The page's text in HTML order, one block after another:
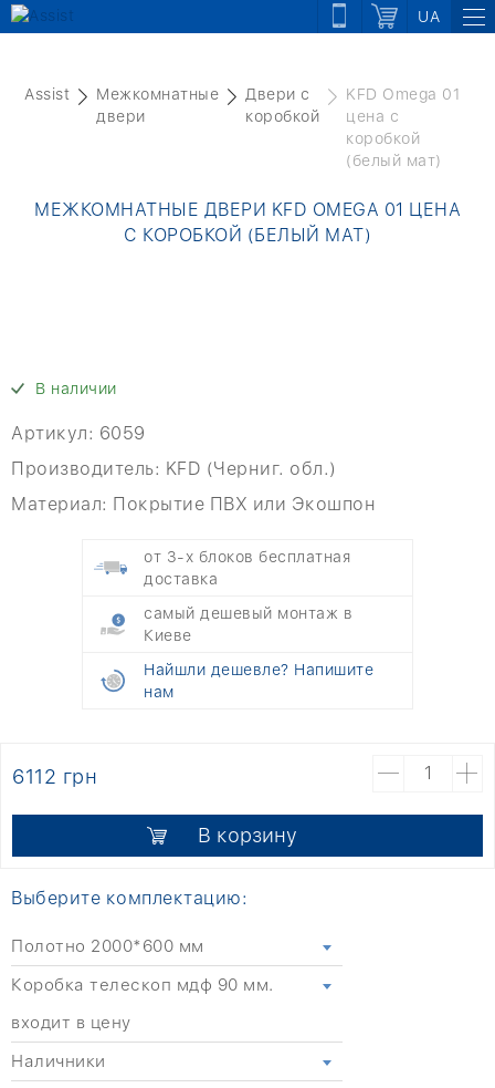
UA
Assist
Межкомнатные
двери
Двери с
коробкой
KFD Omega 01
цена с
коробкой
(белый мат)
МЕЖКОМНАТНЫЕ ДВЕРИ KFD OMEGA 01 ЦЕНА
С КОРОБКОЙ (БЕЛЫЙ МАТ)
В наличии
Артикул: 6059
Производитель: KFD (Черниг. обл.)
Материал: Покрытие ПВХ или Экошпон
от 3-х блоков бесплатная
доставка
самый дешевый монтаж в
Киеве
Найшли дешевле? Напишите
нам
6112 грн
В корзину
Выберите комплектацию:
Полотно 2000*600 мм
Коробка телескоп мдф 90 мм.
входит в цену
Наличники